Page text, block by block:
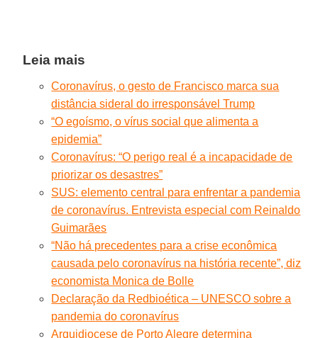
Leia mais
Coronavírus, o gesto de Francisco marca sua
distância sideral do irresponsável Trump
“O egoísmo, o vírus social que alimenta a
epidemia”
Coronavírus: “O perigo real é a incapacidade de
priorizar os desastres”
SUS: elemento central para enfrentar a pandemia
de coronavírus. Entrevista especial com Reinaldo
Guimarães
“Não há precedentes para a crise econômica
causada pelo coronavírus na história recente”, diz
economista Monica de Bolle
Declaração da Redbioética – UNESCO sobre a
pandemia do coronavírus
Arquidiocese de Porto Alegre determina